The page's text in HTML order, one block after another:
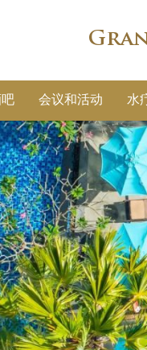
会议和活动 水